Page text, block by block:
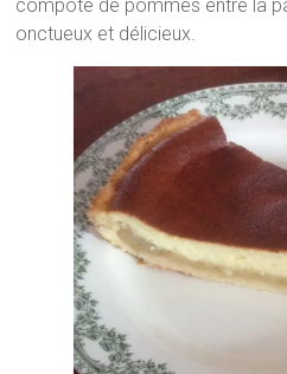
compote de pommes entre la
onctueux et délicieux.